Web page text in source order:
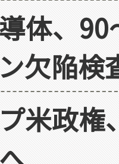
体、
欠陥検
米政